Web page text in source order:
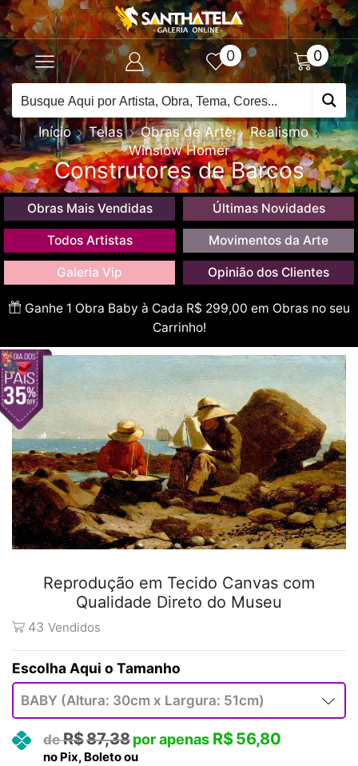
0 0
Início Telas Obras de Arte
Realismo
Winslow Homer
Construtores de Barcos
Obras Mais Vendidas Últimas Novidades
Todos Artistas Movimentos da Arte
Galeria Vip Opinião dos Clientes
Ganhe 1 Obra Baby à Cada R$ 299,00 em Obras no seu
Carrinho!
Reprodução em Tecido Canvas com
Qualidade Direto do Museu
43 Vendidos
Tamanho
R$87,38 R$56,80
no Pix, Boleto ou